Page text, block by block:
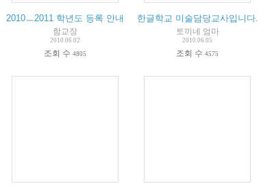
2010ㅡ2011 학년도 등록 안내
함교장
2010.06.02
조회 수 4805
한글학교 미술담당교사입니다.
토끼네 엄마
2010.06.05
조회 수 4575